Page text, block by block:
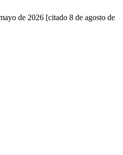
de 2026 [citado 8 de agosto de